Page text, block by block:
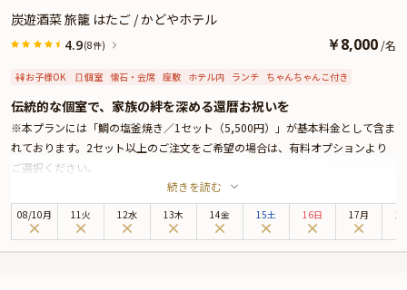
炭遊酒菜 旅籠 はたご / かどやホテル
4.9(8件) ￥8,000 /名
お子様OK 個室 懐石・会席 座敷 ホテル内 ランチ ちゃんちゃんこ付き
伝統的な個室で、家族の絆を深める還暦お祝いを
※本プランには「鯛の塩釜焼き／1セット（5,500円）」が基本料金として含ま
れております。2セット以上のご注文をご希望の場合は、有料オプションより
ご選択ください。
還暦や米寿などの長寿のお祝いに、伝統的な和空間で楽しむ華やかな会席料理
をご提案いたします。
新宿駅西口より徒歩3分、遠方にお住まいのご親族の宿泊拠点としてもご利用
続きを読む
08/10月 11火 12水 13木 14金 15土 16日 17月